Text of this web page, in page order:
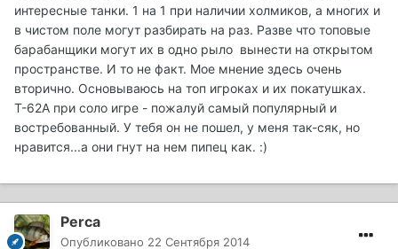
интересные танки. 1 на 1 при наличии холмиков, а многих и
в чистом поле могут разбирать на раз. Разве что топовые
барабанщики могут их в одно рыло вынести на открытом
пространстве. И то не факт. Мое мнение здесь очень
вторично. Основываюсь на топ игроках и их покатушках.
Т-62А при соло игре - пожалуй самый популярный и
востребованный. У тебя он не пошел, у меня так-сяк, но
нравится...а они гнут на нем пипец как. :)
Perca
Опубликовано 22 Сентября 2014